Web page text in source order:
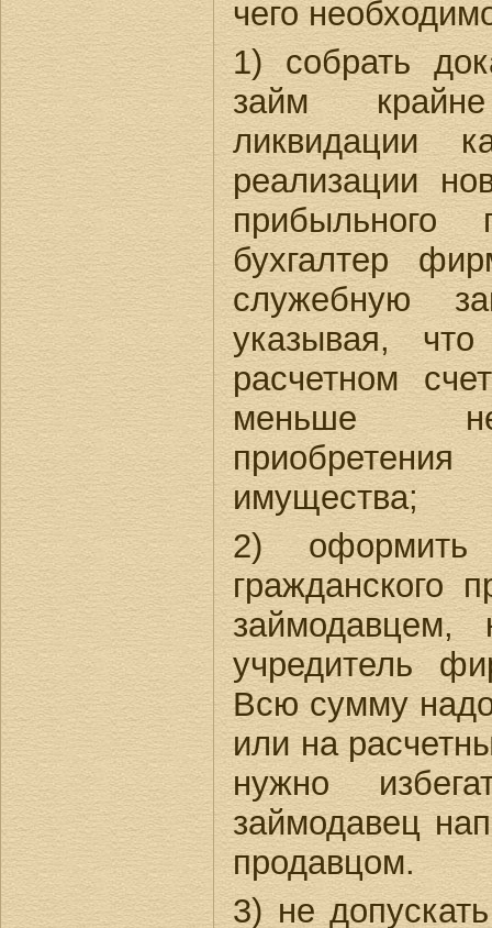
чего
1) собрать
займ
ликвидации
реализации
прибыльного
бухгалтер
служебную
указывая,
расчетном
меньше
имущества;
2)
гражданского
учредитель
Всю сумму
или на
нужно
займодавец
продавцом.
3) не